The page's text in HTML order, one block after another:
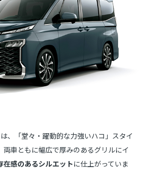
、「堂々・躍動的な力強いハコ」スタイ
両車ともに幅広で厚みのあるグリルにイ
在感のあるシルエットに仕上がっていま